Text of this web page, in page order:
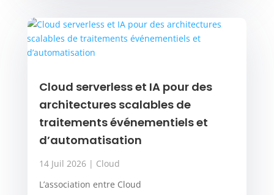
Cloud serverless et IA pour des
architectures scalables de
traitements événementiels et
d’automatisation
14 Juil 2026| Cloud
L’association entre Cloud